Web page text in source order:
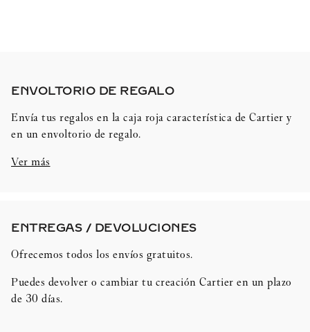
ENVOLTORIO DE REGALO​
Envía tus regalos en la caja roja característica de Cartier y
en un envoltorio de regalo.
Ver más
ENTREGAS / DEVOLUCIONES​
Ofrecemos todos los envíos gratuitos.
Puedes devolver o cambiar tu creación Cartier en un plazo
de 30 días.​